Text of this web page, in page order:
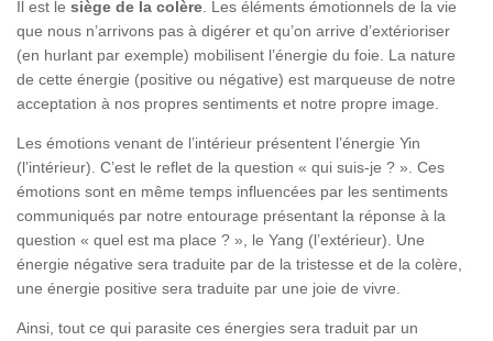
Il est le siège de la colère . Les éléments émotionnels de la vie
que nous n’arrivons pas à digérer et qu’on arrive d’extérioriser
(en hurlant par exemple) mobilisent l’énergie du foie. La nature
de cette énergie (positive ou négative) est marqueuse de notre
acceptation à nos propres sentiments et notre propre image.
Les émotions venant de l’intérieur présentent l’énergie Yin
(l’intérieur). C’est le reflet de la question « qui suis-je ? ». Ces
émotions sont en même temps influencées par les sentiments
communiqués par notre entourage présentant la réponse à la
question « quel est ma place ? », le Yang (l’extérieur). Une
énergie négative sera traduite par de la tristesse et de la colère,
une énergie positive sera traduite par une joie de vivre.
Ainsi, tout ce qui parasite ces énergies sera traduit par un